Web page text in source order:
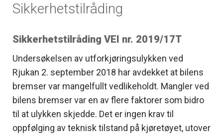
Sikkerhetstilråding
Sikkerhetstilråding VEI nr. 2019/17T
Undersøkelsen av utforkjøringsulykken ved
Rjukan 2. september 2018 har avdekket at bilens
bremser var mangelfullt vedlikeholdt. Mangler ved
bilens bremser var en av flere faktorer som bidro
til at ulykken skjedde. Det er ingen krav til
oppfølging av teknisk tilstand på kjøretøyet, utover